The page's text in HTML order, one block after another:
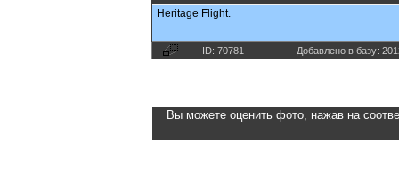
Heritage Flight.
ID: 70781 Добавлено в базу:
Вы можете оценить фото, нажав на